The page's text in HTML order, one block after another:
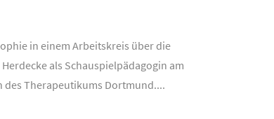
in einem Arbeitskreis über die
als Schauspielpädagogin am
Therapeutikums Dortmund....